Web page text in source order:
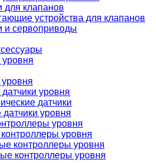
для клапанов
устройства для клапанов
и сервоприводы
уровня
датчики
уровня
уровня
уровня
контроллеры уровня
контроллеры уровня